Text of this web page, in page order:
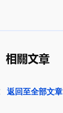
相關文章
返回至全部文章